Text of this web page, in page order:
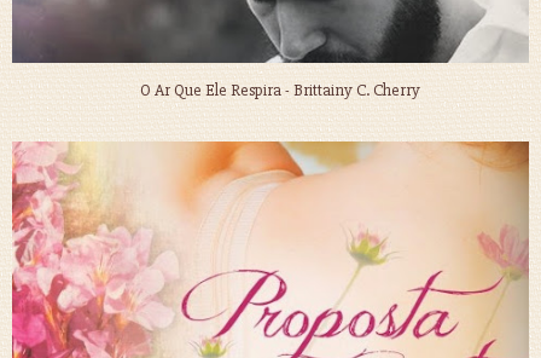
O Ar Que Ele Respira - Brittainy C. Cherry